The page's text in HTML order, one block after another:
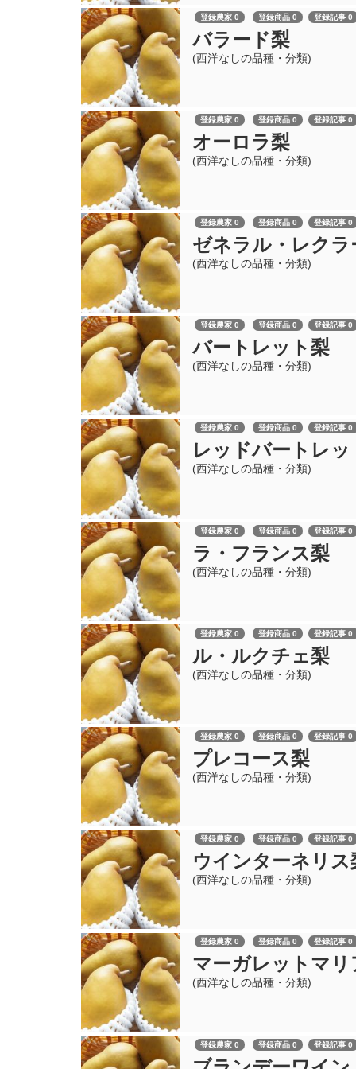
登録農家 0 登録商品 0 登録記事 0
バラード梨
(西洋なしの品種・分類)
登録農家 0 登録商品 0 登録記事 0
オーロラ梨
(西洋なしの品種・分類)
登録農家 0 登録商品 0 登録記事 0
ゼネラル・レクラ
(西洋なしの品種・分類)
登録農家 0 登録商品 0 登録記事 0
バートレット梨
(西洋なしの品種・分類)
登録農家 0 登録商品 0 登録記事 0
レッドバートレッ
(西洋なしの品種・分類)
登録農家 0 登録商品 0 登録記事 0
ラ・フランス梨
(西洋なしの品種・分類)
登録農家 0 登録商品 0 登録記事 0
ル・ルクチェ梨
(西洋なしの品種・分類)
登録農家 0 登録商品 0 登録記事 0
プレコース梨
(西洋なしの品種・分類)
登録農家 0 登録商品 0 登録記事 0
ウインターネリス
(西洋なしの品種・分類)
登録農家 0 登録商品 0 登録記事 0
マーガレットマリ
(西洋なしの品種・分類)
登録農家 0 登録商品 0 登録記事 0